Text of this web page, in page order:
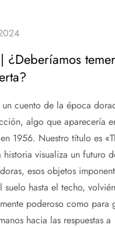
¿Deberíamos
un cuento de la época
algo que aparecería
1956. Nuestro título es
historia visualiza un futuro
esos objetos
suelo hasta el techo,
poderoso como para
hacia las respuestas a